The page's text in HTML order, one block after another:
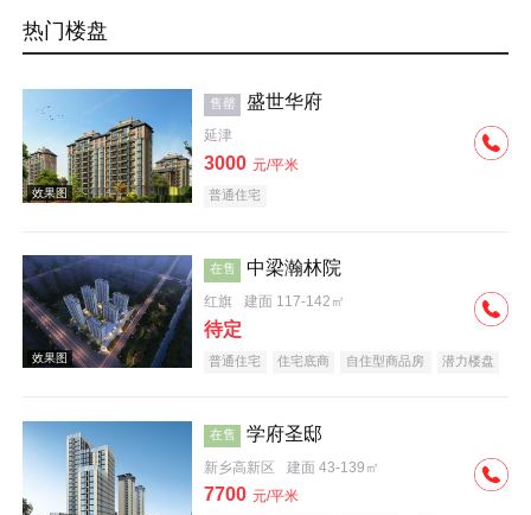
热门楼盘
售罄 盛世华府
延津
3000 元/平米
普通住宅
在售 中梁瀚林院
红旗 建面 117-142㎡
待定
普通住宅 住宅底商 自住型商品房
潜力楼盘
在售 学府圣邸
新乡高新区 建面 43-139㎡
7700 元/平米